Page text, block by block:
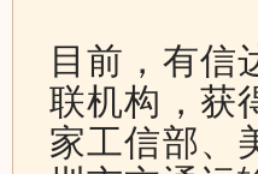
目前，有信
联机构，获
家工信部、